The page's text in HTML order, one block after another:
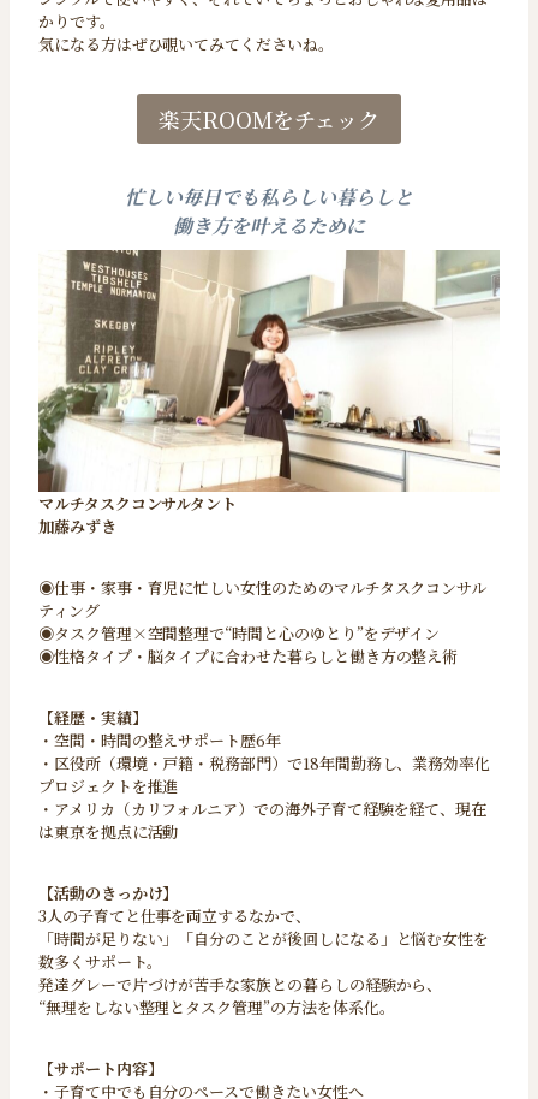
かりです。
気になる方はぜひ覗いてみてくださいね。
楽天ROOMをチェック
忙しい毎日でも私らしい暮らしと
働き方を叶えるために
マルチタスクコンサルタント
加藤みずき
◉仕事・家事・育児に忙しい女性のためのマルチタスクコンサル
ティング
◉タスク管理×空間整理で“時間と心のゆとり”をデザイン
◉性格タイプ・脳タイプに合わせた暮らしと働き方の整え術
【経歴・実績】
・空間・時間の整えサポート歴6年
・区役所（環境・戸籍・税務部門）で18年間勤務し、業務効率化
プロジェクトを推進
・アメリカ（カリフォルニア）での海外子育て経験を経て、現在
は東京を拠点に活動
【活動のきっかけ】
3人の子育てと仕事を両立するなかで、
「時間が足りない」「自分のことが後回しになる」と悩む女性を
数多くサポート。
発達グレーで片づけが苦手な家族との暮らしの経験から、
“無理をしない整理とタスク管理”の方法を体系化。
【サポート内容】
・子育て中でも自分のペースで働きたい女性へ